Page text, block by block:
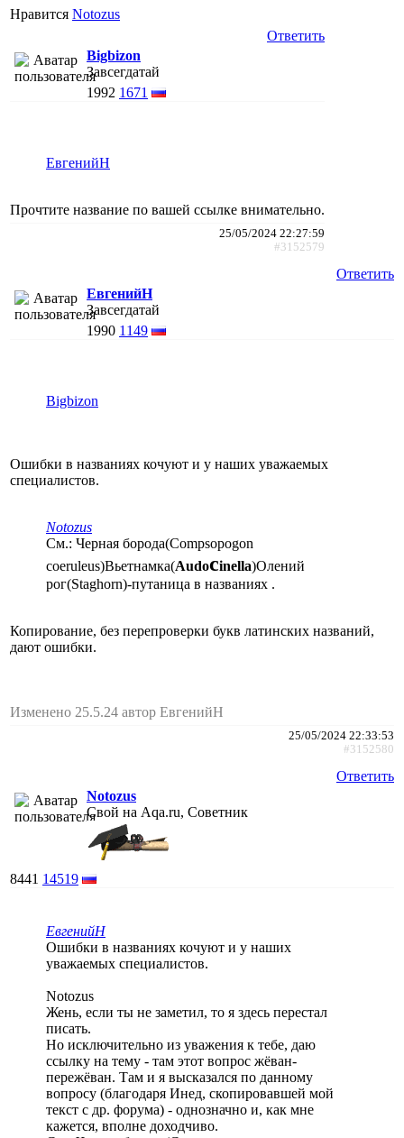
Нравится Notozus
Ответить
Bigbizon
Завсегдатай
1992 1671
ЕвгенийН
Прочтите название по вашей ссылке внимательно.
25/05/2024 22:27:59
#3152579
Ответить
ЕвгенийН
Завсегдатай
1990 1149
Bigbizon
Ошибки в названиях кочуют и у наших уважаемых
специалистов.
Notozus
См.: Черная борода(Compsopogon
coeruleus)Вьетнамка(Audocinella)Олений
рог(Staghorn)-путаница в названиях .
Копирование, без перепроверки букв латинских названий,
дают ошибки.
Изменено 25.5.24 автор ЕвгенийН
25/05/2024 22:33:53
#3152580
Ответить
Notozus
Свой на Aqa.ru, Советник
8441 14519
ЕвгенийН
Ошибки в названиях кочуют и у наших
уважаемых специалистов.
Notozus
Жень, если ты не заметил, то я здесь перестал
писать.
Но исключительно из уважения к тебе, даю
ссылку на тему - там этот вопрос жёван-
пережёван. Там и я высказался по данному
вопросу (благодаря Инед, скопировавшей мой
текст с др. форума) - однозначно и, как мне
кажется, вполне доходчиво.